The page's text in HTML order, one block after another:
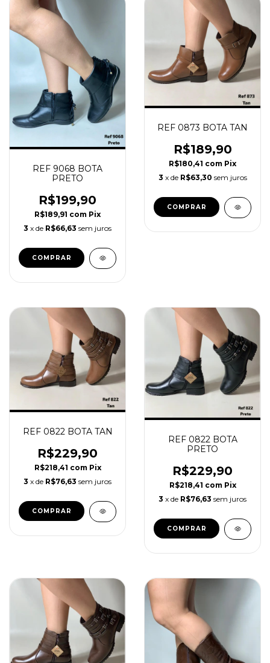
REF 9068 BOTA
PRETO
R$199,90
R$189,91 com Pix
3 x de R$66,63 sem juros
COMPRAR
REF 0873 BOTA TAN
R$189,90
R$180,41 com Pix
3 x de R$63,30 sem juros
COMPRAR
REF 0822 BOTA TAN
R$229,90
R$218,41 com Pix
3 x de R$76,63 sem juros
COMPRAR
REF 0822 BOTA
PRETO
R$229,90
R$218,41 com Pix
3 x de R$76,63 sem juros
COMPRAR